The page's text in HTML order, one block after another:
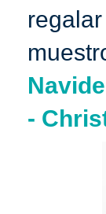
-